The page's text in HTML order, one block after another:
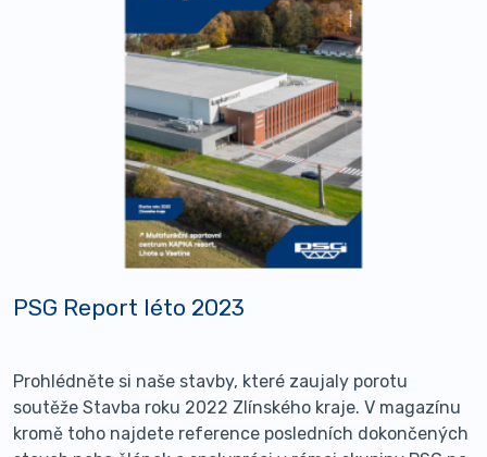
PSG Report léto 2023
Prohlédněte si naše stavby, které zaujaly porotu
soutěže Stavba roku 2022 Zlínského kraje. V magazínu
kromě toho najdete reference posledních dokončených